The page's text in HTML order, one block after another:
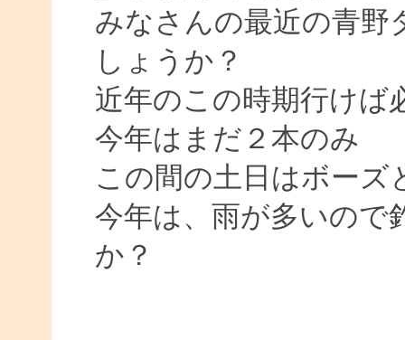
みなさんの最近の青野
しょうか？
近年のこの時期行けば
今年はまだ２本のみ
この間の土日はボーズ
今年は、雨が多いので
か？